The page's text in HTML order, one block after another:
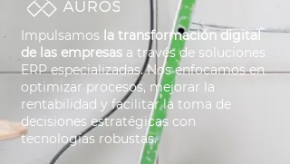
Impulsamos la transformación digital
de las empresas a través de soluciones
ERP especializadas. Nos enfocamos en
optimizar procesos, mejorar la
rentabilidad y facilitar la toma de
decisiones estratégicas con
tecnologías robustas.